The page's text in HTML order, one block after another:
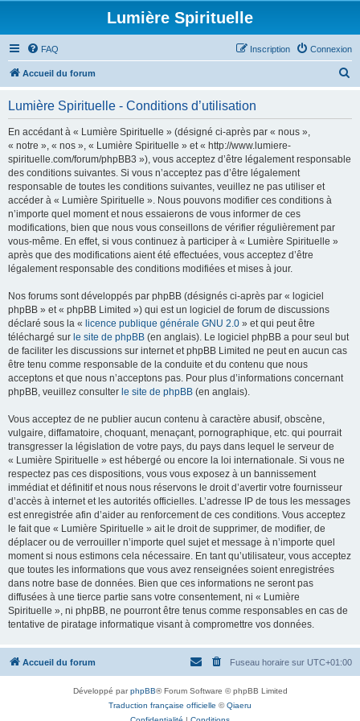
Lumière Spirituelle
FAQ Connexion
Inscription
Accueil du forum
Lumière Spirituelle - Conditions d’utilisation
En accédant à « Lumière Spirituelle » (désigné ci-après par « nous »,
« notre », « nos », « Lumière Spirituelle » et « http://www.lumiere-
spirituelle.com/forum/phpBB3 »), vous acceptez d’être légalement responsable
des conditions suivantes. Si vous n’acceptez pas d’être légalement
responsable de toutes les conditions suivantes, veuillez ne pas utiliser et
accéder à « Lumière Spirituelle ». Nous pouvons modifier ces conditions à
n’importe quel moment et nous essaierons de vous informer de ces
modifications, bien que nous vous conseillons de vérifier régulièrement par
vous-même. En effet, si vous continuez à participer à « Lumière Spirituelle »
après que des modifications aient été effectuées, vous acceptez d’être
légalement responsable des conditions modifiées et mises à jour.
Nos forums sont développés par phpBB (désignés ci-après par « logiciel
phpBB » et « phpBB Limited ») qui est un logiciel de forum de discussions
déclaré sous la « licence publique générale GNU 2.0 » et qui peut être
téléchargé sur le site de phpBB (en anglais). Le logiciel phpBB a pour seul but
de faciliter les discussions sur internet et phpBB Limited ne peut en aucun cas
être tenu comme responsable de la conduite et du contenu que nous
acceptons et que nous n’acceptons pas. Pour plus d’informations concernant
phpBB, veuillez consulter le site de phpBB (en anglais).
Vous acceptez de ne publier aucun contenu à caractère abusif, obscène,
vulgaire, diffamatoire, choquant, menaçant, pornographique, etc. qui pourrait
transgresser la législation de votre pays, du pays dans lequel le serveur de
« Lumière Spirituelle » est hébergé ou encore la loi internationale. Si vous ne
respectez pas ces dispositions, vous vous exposez à un bannissement
immédiat et définitif et nous nous réservons le droit d’avertir votre fournisseur
d’accès à internet et les autorités officielles. L’adresse IP de tous les messages
est enregistrée afin d’aider au renforcement de ces conditions. Vous acceptez
le fait que « Lumière Spirituelle » ait le droit de supprimer, de modifier, de
déplacer ou de verrouiller n’importe quel sujet et message à n’importe quel
moment si nous estimons cela nécessaire. En tant qu’utilisateur, vous acceptez
que toutes les informations que vous avez renseignées soient enregistrées
dans notre base de données. Bien que ces informations ne seront pas
diffusées à une tierce partie sans votre consentement, ni « Lumière
Spirituelle », ni phpBB, ne pourront être tenus comme responsables en cas de
tentative de piratage informatique visant à compromettre vos données.
Accueil du forum Fuseau horaire sur UTC+01:00
Développé parphpBB® Forum Software © phpBB Limited
Traduction française officielle ©Qiaeru